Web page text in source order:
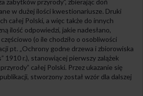
zabytków przyrody”, zbierając doń
w dużej ilości kwestionariusze. Druki
całej Polski, a więc także do innych
ilość odpowiedzi, jakie nadesłano,
(o ile chodziło o osobliwości
pt. „Ochrony godne drzewa i zbiorowiska
1910 r.), stanowiącej pierwszy zalążek
całej Polski. Przez ukazanie się
stworzony został wzór dla dalszej